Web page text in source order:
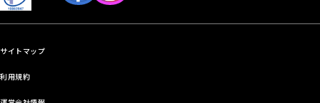
サイトマップ
利用規約